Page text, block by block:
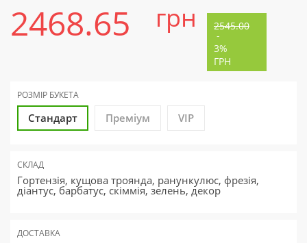
2468.65 грн 2545.00
-
3%
ГРН
РОЗМІР БУКЕТА
Стандарт Преміум VIP
СКЛАД
Гортензія, кущова троянда, ранункулюс, фрезія,
діантус, барбатус, скіммія, зелень, декор
ДОСТАВКА